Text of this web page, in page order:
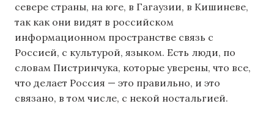
севере страны, на юге, в Гагаузии, в Кишиневе,
так как они видят в российском
информационном пространстве связь с
Россией, с культурой, языком. Есть люди, по
словам Пистринчука, которые уверены, что все,
что делает Россия — это правильно, и это
связано, в том числе, с некой ностальгией.